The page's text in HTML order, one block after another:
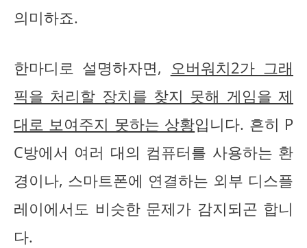
의미하죠.
한마디로 설명하자면, 오버워치2가 그래
픽을 처리할 장치를 찾지 못해 게임을 제
대로 보여주지 못하는 상황입니다. 흔히 P
C방에서 여러 대의 컴퓨터를 사용하는 환
경이나, 스마트폰에 연결하는 외부 디스플
레이에서도 비슷한 문제가 감지되곤 합니
다.